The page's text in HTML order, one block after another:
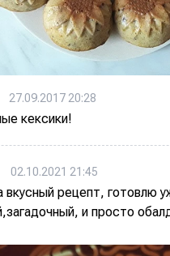
27.09.2017 20:28
кексики!
02.10.2021 21:45
вкусный рецепт, готовлю
и просто